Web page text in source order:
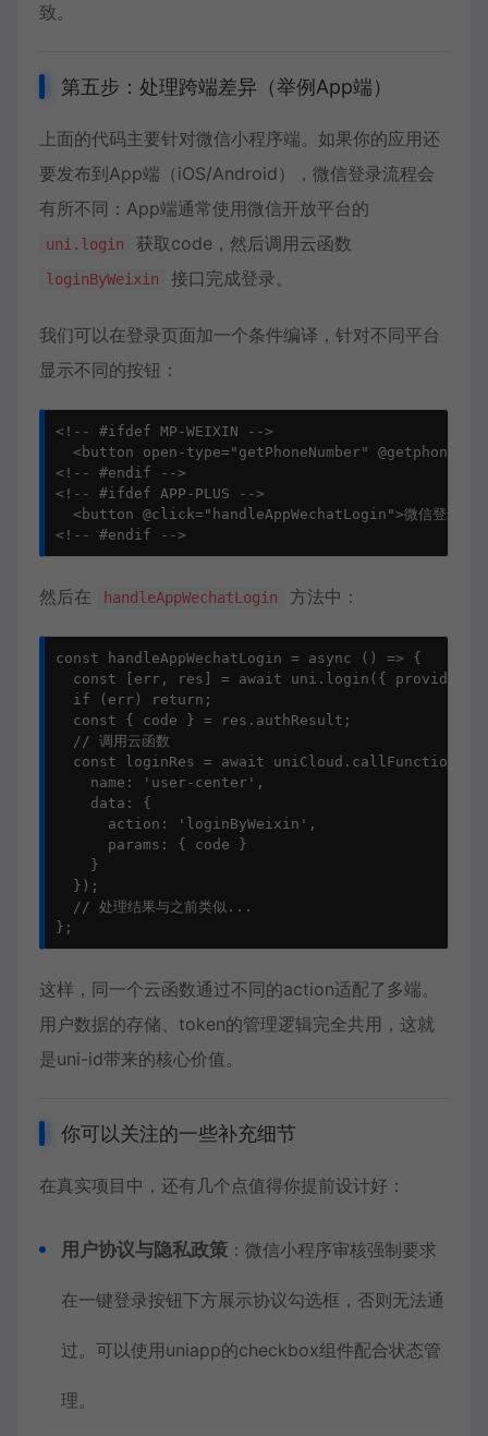
致。
第五步：处理跨端差异（举例App端）
上面的代码主要针对微信小程序端。如果你的应用还
要发布到App端（iOS/Android），微信登录流程会
有所不同：App端通常使用微信开放平台的
uni.login 获取code，然后调用云函数
loginByWeixin 接口完成登录。
我们可以在登录页面加一个条件编译，针对不同平台
显示不同的按钮：
<!-- #ifdef MP-WEIXIN -->
<button open-type="getPhoneNumber"
<!-- #endif -->
<!-- #ifdef APP-PLUS -->
<button @click="handleAppWechatLogin">微信登录</
<!-- #endif -->
然后在 handleAppWechatLogin 方法中：
const handleAppWechatLogin = async () => {
const [err, res] = await uni.login({ provider:
  if (err) return;
  const { code } = res.authResult;
  // 调用云函数
  const loginRes = await uniCloud.callFunction({
    name: 'user-center',
    data: {
      action: 'loginByWeixin',
      params: { code }
    }
  });
  // 处理结果与之前类似...
};
这样，同一个云函数通过不同的action适配了多端。
用户数据的存储、token的管理逻辑完全共用，这就
是uni-id带来的核心价值。
你可以关注的一些补充细节
在真实项目中，还有几个点值得你提前设计好：
用户协议与隐私政策 ：微信小程序审核强制要求
在一键登录按钮下方展示协议勾选框，否则无法通
过。可以使用uniapp的checkbox组件配合状态管
理。